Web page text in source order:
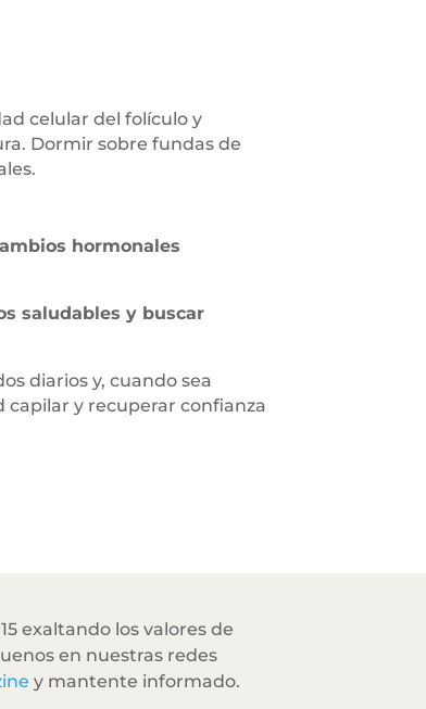
celular del folículo y
Dormir sobre fundas de
hormonales
saludables y buscar
diarios y, cuando sea
capilar y recuperar confianza
exaltando los valores de
en nuestras redes
y mantente informado.